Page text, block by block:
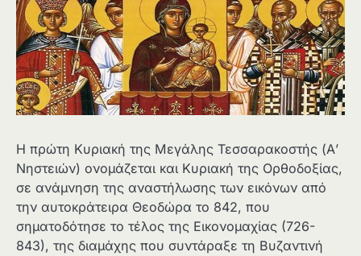
Η πρώτη Κυριακή της Μεγάλης Τεσσαρακοστής (Α’
Νηστειών) ονομάζεται και Κυριακή της Ορθοδοξίας,
σε ανάμνηση της αναστήλωσης των εικόνων από
την αυτοκράτειρα Θεοδώρα το 842, που
σηματοδότησε το τέλος της Εικονομαχίας (726-
843), της διαμάχης που συντάραξε τη Βυζαντινή